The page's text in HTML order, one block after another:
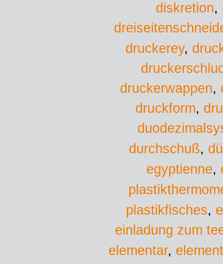
diskretion,
druckerey,
druckerwappen,
druckform,
durchschuß,
egyptienne,
plastikfisches,
einladung zum
elementar,